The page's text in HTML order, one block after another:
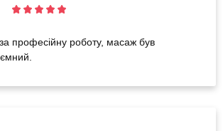
професійну роботу, масаж був